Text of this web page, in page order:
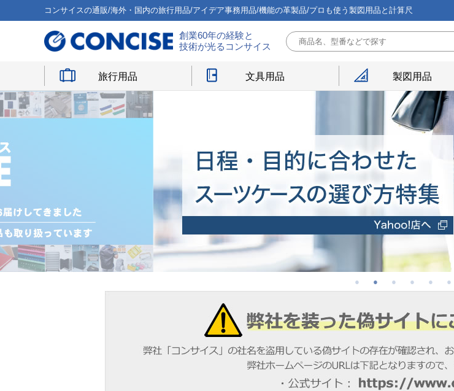
コンサイスの通販/海外・国内の旅行用品/アイデア事務用品/機能の革製品/プロも使う製図用品と計算尺
創業60年の経験と
技術が光るコンサイス
旅行用品 文具用品 製図用品